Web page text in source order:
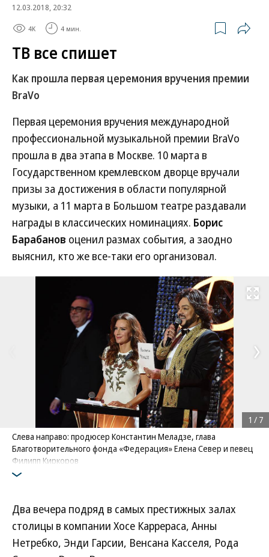
12.03.2018, 20:32
4K 4 мин.
ТВ все спишет
Как прошла первая церемония вручения премии
BraVo
Первая церемония вручения международной
профессиональной музыкальной премии BraVo
прошла в два этапа в Москве. 10 марта в
Государственном кремлевском дворце вручали
призы за достижения в области популярной
музыки, а 11 марта в Большом театре раздавали
награды в классических номинациях. Борис
Барабанов оценил размах события, а заодно
выяснил, кто же все-таки его организовал.
Развернуть
Слева направо: продюсер Константин Меладзе, глава
Благотворительного фонда «Федерация» Елена Север и певец
Филипп Киркоров
Фото: Коммерсантъ / Кристина Кормилицына
1 / 7
Два вечера подряд в самых престижных залах
столицы в компании Хосе Каррераса, Анны
Нетребко, Энди Гарсии, Венсана Касселя, Рода